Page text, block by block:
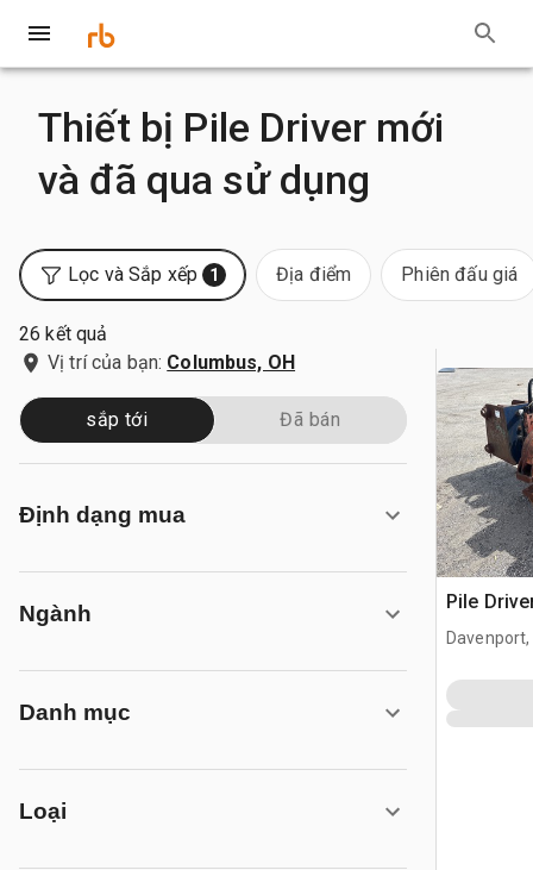
Thiết bị Pile Driver mới
và đã qua sử dụng
Lọc và Sắp xếp 1 Địa điểm Phiên đấu giá
26 kết quả
Vị trí của bạn: Columbus, OH
sắp tới Đã bán
Định dạng mua
Ngành
Danh mục
Loại
Pile
Davenport,